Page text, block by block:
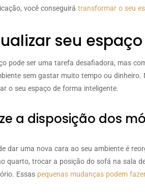
você conseguirá transformar o seu
seu
pode ser uma tarefa desafiadora, mas
sem gastar muito tempo ou
o seu espaço de forma inteligente.
a disposição dos
dar uma nova cara ao seu ambiente é
quarto, trocar a posição do sofá na sala
Essas pequenas mudanças podem